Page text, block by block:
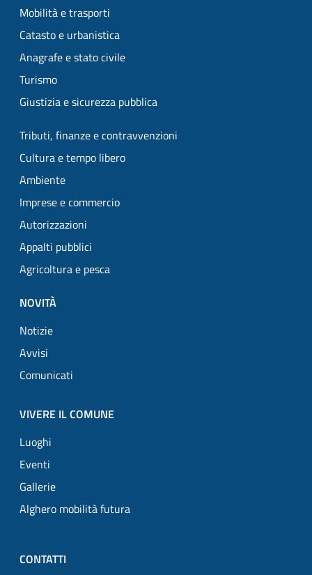
Mobilità e trasporti
Catasto e urbanistica
Anagrafe e stato civile
Turismo
Giustizia e sicurezza pubblica
Tributi, finanze e contravvenzioni
Cultura e tempo libero
Ambiente
Imprese e commercio
Autorizzazioni
Appalti pubblici
Agricoltura e pesca
NOVITÀ
Notizie
Avvisi
Comunicati
VIVERE IL COMUNE
Luoghi
Eventi
Gallerie
Alghero mobilità futura
CONTATTI